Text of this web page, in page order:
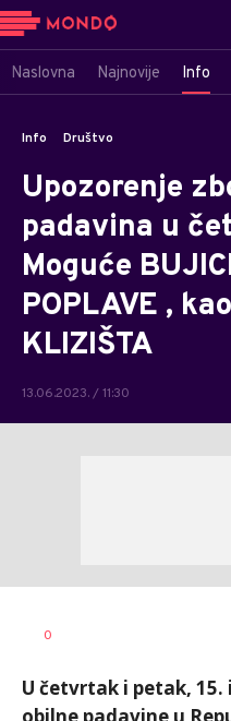
Naslovna Najnovije Info
Info Društvo
Upozorenje
padavina u
Moguće
POPLAVE ,
KLIZIŠTA
13.06.2023. / 11:30
AUTOR
0
U četvrtak i petak, 15.